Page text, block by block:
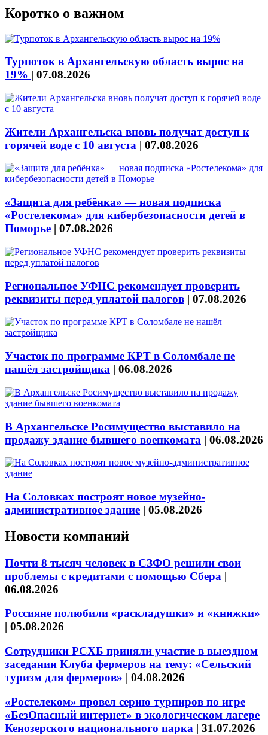
Коротко о важном
Турпоток в Архангельскую область вырос на
19% | 07.08.2026
Жители Архангельска вновь получат доступ к
горячей воде с 10 августа | 07.08.2026
«Защита для ребёнка» — новая подписка
«Ростелекома» для кибербезопасности детей в
Поморье | 07.08.2026
Региональное УФНС рекомендует проверить
реквизиты перед уплатой налогов | 07.08.2026
Участок по программе КРТ в Соломбале не
нашёл застройщика | 06.08.2026
В Архангельске Росимущество выставило на
продажу здание бывшего военкомата | 06.08.2026
На Соловках построят новое музейно-
административное здание | 05.08.2026
Новости компаний
Почти 8 тысяч человек в СЗФО решили свои
проблемы с кредитами с помощью Сбера |
06.08.2026
Россияне полюбили «раскладушки» и «книжки»
| 05.08.2026
Сотрудники РСХБ приняли участие в выездном
заседании Клуба фермеров на тему: «Сельский
туризм для фермеров» | 04.08.2026
«Ростелеком» провел серию турниров по игре
«БезОпасный интернет» в экологическом лагере
Кенозерского национального парка | 31.07.2026